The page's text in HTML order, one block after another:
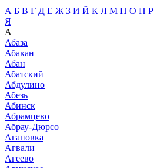
А Б В Г Д Е Ж З И Й К Л М Н О П Р
Я
А
Абаза
Абакан
Абан
Абатский
Абдулино
Абезь
Абинск
Абрамцево
Абрау-Дюрсо
Агаповка
Агвали
Агеево